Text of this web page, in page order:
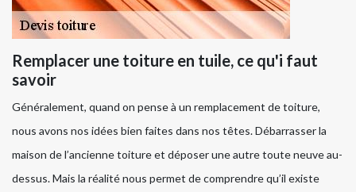
Remplacer une toiture en tuile, ce qu'i faut
savoir
Généralement, quand on pense à un remplacement de toiture,
nous avons nos idées bien faites dans nos têtes. Débarrasser la
maison de l’ancienne toiture et déposer une autre toute neuve au-
dessus. Mais la réalité nous permet de comprendre qu’il existe